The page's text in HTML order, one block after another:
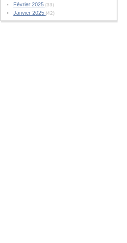
Février 2025(33)
Janvier 2025(42)